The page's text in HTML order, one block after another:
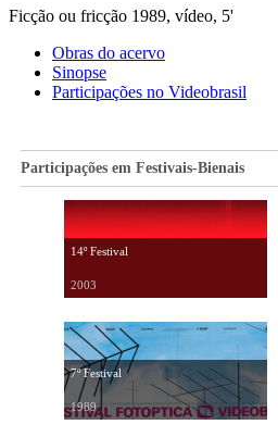
Ficção ou fricção 1989, vídeo, 5'
Obras do acervo
Sinopse
Participações no Videobrasil
Participações em Festivais-Bienais
14º Festival
2003
7º Festival
1989